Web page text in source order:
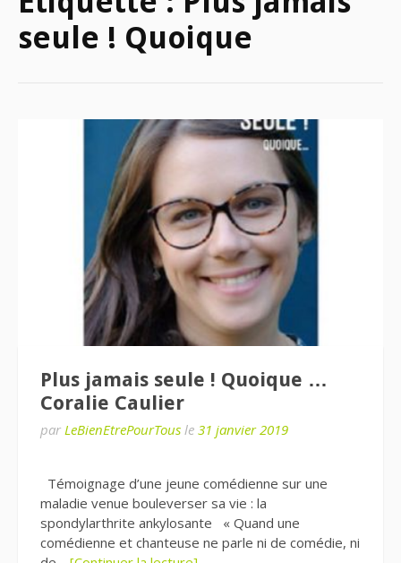
seule ! Quoique
Plus jamais seule ! Quoique …
Coralie Caulier
par LeBienEtrePourTous le 31 janvier 2019
Témoignage d’une jeune comédienne sur une
maladie venue bouleverser sa vie : la
spondylarthrite ankylosante « Quand une
comédienne et chanteuse ne parle ni de comédie, ni